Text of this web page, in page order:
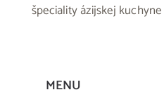
špeciality ázijskej
MENU